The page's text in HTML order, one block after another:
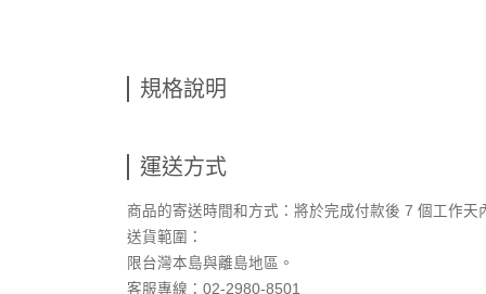
規格說明
運送方式
商品的寄送時間和方式：將於完成付款後 7 個工作
送貨範圍：
限台灣本島與離島地區。
客服專線：02-2980-8501